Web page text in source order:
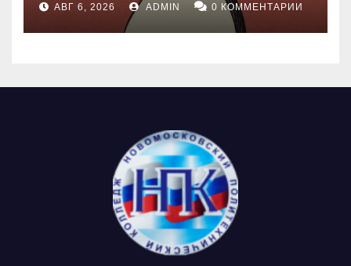
АВГ 6, 2026 ADMIN 0 КОММЕНТАРИИ